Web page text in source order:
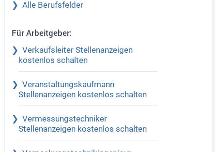
Alle Berufsfelder
Für Arbeitgeber:
Verkaufsleiter Stellenanzeigen
kostenlos schalten
Veranstaltungskaufmann
Stellenanzeigen kostenlos schalten
Vermessungstechniker
Stellenanzeigen kostenlos schalten